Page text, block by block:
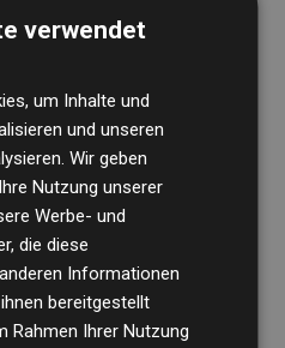
BDOüberprüft
und Methodik, um
sicherzustellen.
unsere Investitionen in
200 % der
verwendet
um Inhalte und
und unseren
Wir geben
Nutzung unserer
Werbe- und
die diese
Informationen
bereitgestellt
Rahmen Ihrer Nutzung